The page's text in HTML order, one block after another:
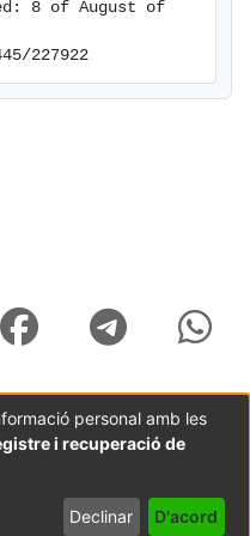
8 of August of
227922
personal amb les
i recuperació de
Declinar D'acord